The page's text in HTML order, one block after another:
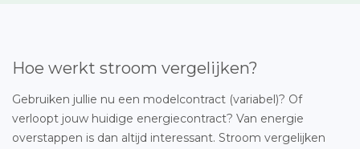
Hoe werkt stroom vergelijken?
Gebruiken jullie nu een modelcontract (variabel)? Of
verloopt jouw huidige energiecontract? Van energie
overstappen is dan altijd interessant. Stroom vergelijken